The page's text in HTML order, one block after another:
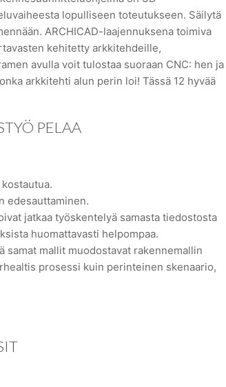
lopulliseen toteutukseen. Säilytä
ARCHICAD-laajennuksena toimiva
kehitetty arkkitehdeille,
avulla voit tulostaa suoraan CNC: hen ja
arkkitehti alun perin loi! Tässä 12 hyvää
PELAA
edesauttaminen.
jatkaa työskentelyä samasta tiedostosta
huomattavasti helpompaa.
samat mallit muodostavat rakennemallin
prosessi kuin perinteinen skenaario,